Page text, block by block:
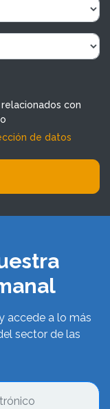
con
de datos
accede a lo más
sector de las